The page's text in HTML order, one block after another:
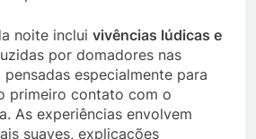
noite inclui vivências lúdicas e
por domadores nas
especialmente para
primeiro contato com o
As experiências envolvem
suaves, explicações